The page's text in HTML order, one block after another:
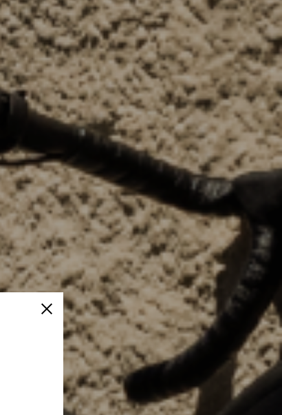
Fermer